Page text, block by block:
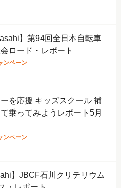
】第94回全日本自転車
ロード・レポート
ンペーン
を応援 キッズスクール 補
乗ってみようレポート5月
ンペーン
】JBCF石川クリテリウム